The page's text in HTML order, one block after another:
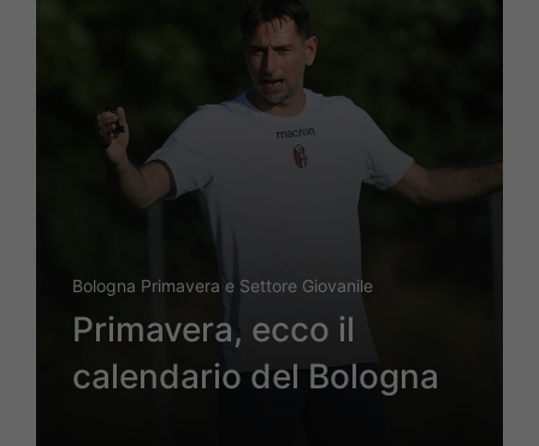
Bologna Primavera e Settore Giovanile
Primavera, ecco il
calendario del Bologna